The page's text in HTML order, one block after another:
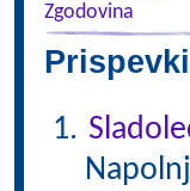
Zgodovina